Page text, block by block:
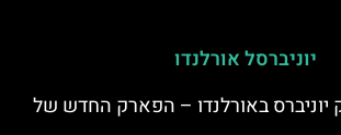
יוניברסל אורלנדו
יוניברס באורלנדו – הפארק החדש של